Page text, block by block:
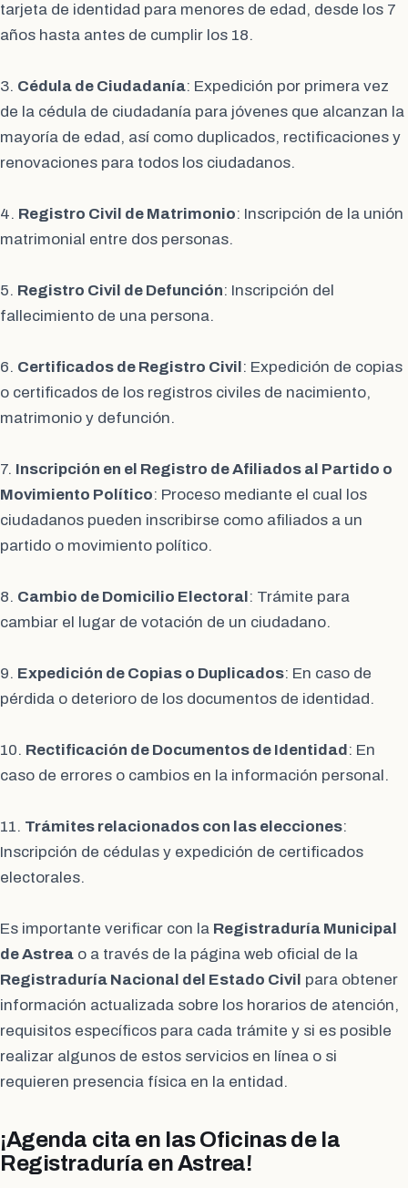
tarjeta de identidad para menores de edad, desde los 7
años hasta antes de cumplir los 18.
3. Cédula de Ciudadanía: Expedición por primera vez
de la cédula de ciudadanía para jóvenes que alcanzan la
mayoría de edad, así como duplicados, rectificaciones y
renovaciones para todos los ciudadanos.
4. Registro Civil de Matrimonio: Inscripción de la unión
matrimonial entre dos personas.
5. Registro Civil de Defunción: Inscripción del
fallecimiento de una persona.
6. Certificados de Registro Civil : Expedición de copias
o certificados de los registros civiles de nacimiento,
matrimonio y defunción.
7. Inscripción en el Registro de Afiliados al Partido o
Movimiento Político: Proceso mediante el cual los
ciudadanos pueden inscribirse como afiliados a un
partido o movimiento político.
8. Cambio de Domicilio Electoral : Trámite para
cambiar el lugar de votación de un ciudadano.
9. Expedición de Copias o Duplicados: En caso de
pérdida o deterioro de los documentos de identidad.
10. Rectificación de Documentos de Identidad : En
caso de errores o cambios en la información personal.
11. Trámites relacionados con las elecciones:
Inscripción de cédulas y expedición de certificados
electorales.
Es importante verificar con la Registraduría Municipal
de Astrea o a través de la página web oficial de la
Registraduría Nacional del Estado Civil para obtener
información actualizada sobre los horarios de atención,
requisitos específicos para cada trámite y si es posible
realizar algunos de estos servicios en línea o si
requieren presencia física en la entidad.
¡Agenda cita en las Oficinas de la
Registraduría en Astrea!